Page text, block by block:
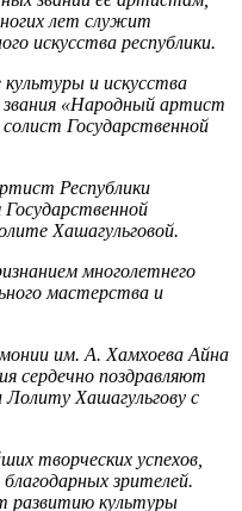
лет служит
искусства республики.
и искусства
«Народный артист
Государственной
Республики
Хашагульговой.
многолетнего
мастерства и
им. А. Хамхоева Айна
сердечно поздравляют
Хашагульгову с
творческих успехов,
зрителей.
развитию культуры